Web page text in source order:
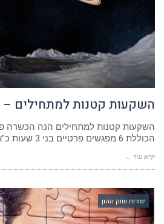
השקעות קטנות למתחילים –
השקעות קטנות למתחילים הנה הכשרה
הכוללת 6 מפגשים פרטיים בני 3 שעות כ"א. אך לפני הכל,
קרא עוד ←
יסודות שוק ההון